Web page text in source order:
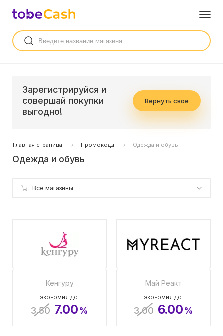
Зарегистрируйся и
совершай покупки
выгодно!
Вернуть свое
Главная страница Промокоды Одежда и обувь
Одежда и обувь
Все магазины
Кенгуру
ЭКОНОМИЯ ДО:
3.50 7.00%
Май Реакт
ЭКОНОМИЯ ДО:
3.00 6.00%